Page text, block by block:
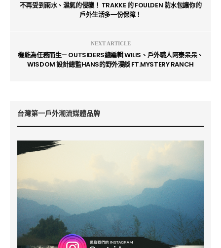
不再受到雨水、濕氣的侵襲！ TRAKKE 的 FOULDEN 防水包讓你的
戶外生活多一份保障！
NEXT ARTICLE
機能為任務而生— OUTSIDERS總編輯 WILIS、戶外職人阿泰呆呆、
WISDOM 設計總監HANS的野外漫談 FT.MYSTERY RANCH
台灣第一戶外潮流媒體品牌